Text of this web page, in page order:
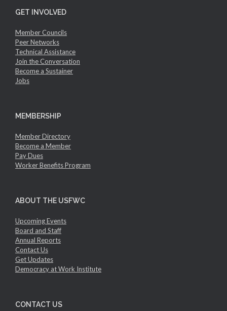
GET INVOLVED
Member Councils
Peer Networks
Technical Assistance
Join the Conversation
Become a Sustainer
Jobs
MEMBERSHIP
Member Directory
Become a Member
Pay Dues
Worker Benefits Program
ABOUT THE USFWC
Upcoming Events
Board and Staff
Annual Reports
Contact Us
Get Updates
Democracy at Work Institute
CONTACT US